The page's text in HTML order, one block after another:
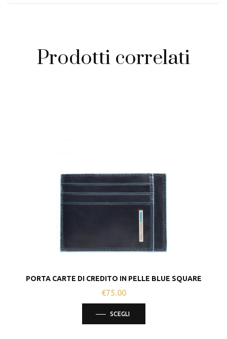
Prodotti correlati
PORTA CARTE DI CREDITO IN PELLE BLUE SQUARE
€75.00
SCEGLI